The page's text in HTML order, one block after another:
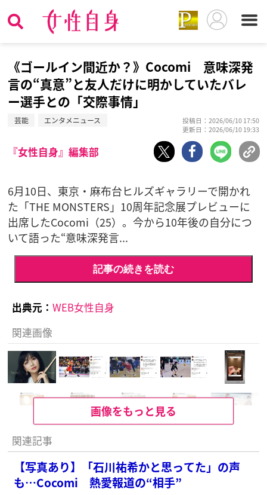
《ゴールイン間近か？》Cocomi 意味深発
言の“真意”と友人だけに明かしていたバレ
ー選手との「交際事情」
芸能 エンタメニュース
投稿日：2026/06/10 17:50
更新日：2026/06/10 19:33
『女性自身』編集部
6月10日、東京・麻布台ヒルズギャラリーで開かれ
た「THE MONSTERS」10周年記念展プレビューに
出席したCocomi（25）。今から10年後の自分につ
いて語った“意味深発言...
記事の続きを読む
出典元： WEB女性自身
関連画像
画像をもっと見る
関連記事
【写真あり】「石川祐希かと思ってた」の声
も…Cocomi 熱愛報道の“相手”